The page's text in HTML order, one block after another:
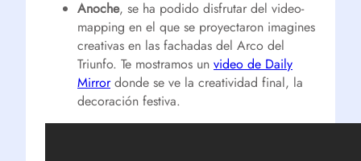
Anoche, se ha podido disfrutar del video-
mapping en el que se proyectaron imagines
creativas en las fachadas del Arco del
Triunfo. Te mostramos un video de Daily
Mirrordonde se ve la creatividad final, la
decoración festiva.